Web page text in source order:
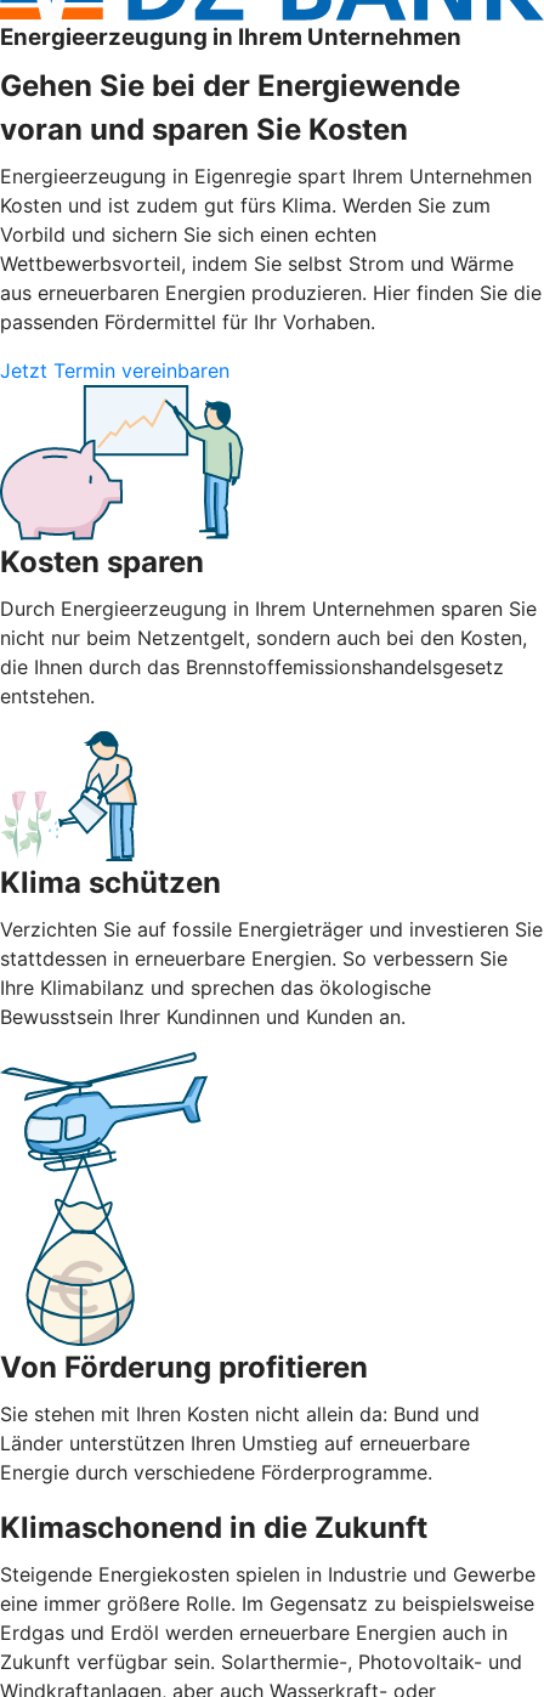
Energieerzeugung in Ihrem Unternehmen
Gehen Sie bei der Energiewende
voran und sparen Sie Kosten
Energieerzeugung in Eigenregie spart Ihrem Unternehmen
Kosten und ist zudem gut fürs Klima. Werden Sie zum
Vorbild und sichern Sie sich einen echten
Wettbewerbsvorteil, indem Sie selbst Strom und Wärme
aus erneuerbaren Energien produzieren. Hier finden Sie die
passenden Fördermittel für Ihr Vorhaben.
Jetzt Termin vereinbaren
Kosten sparen
Durch Energieerzeugung in Ihrem Unternehmen sparen Sie
nicht nur beim Netzentgelt, sondern auch bei den Kosten,
die Ihnen durch das Brennstoffemissionshandelsgesetz
entstehen.
Klima schützen
Verzichten Sie auf fossile Energieträger und investieren Sie
stattdessen in erneuerbare Energien. So verbessern Sie
Ihre Klimabilanz und sprechen das ökologische
Bewusstsein Ihrer Kundinnen und Kunden an.
Von Förderung profitieren
Sie stehen mit Ihren Kosten nicht allein da: Bund und
Länder unterstützen Ihren Umstieg auf erneuerbare
Energie durch verschiedene Förderprogramme.
Klimaschonend in die Zukunft
Steigende Energiekosten spielen in Industrie und Gewerbe
eine immer größere Rolle. Im Gegensatz zu beispielsweise
Erdgas und Erdöl werden erneuerbare Energien auch in
Zukunft verfügbar sein. Solarthermie-, Photovoltaik- und
Windkraftanlagen, aber auch Wasserkraft- oder